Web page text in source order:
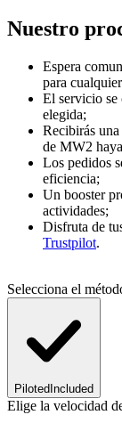
Nuestro
Espera
para
El servicio se
elegida;
Recibirás
de MW2
Los pedidos
eficiencia;
Un booster
actividades;
Disfruta de
Trustpilot.
Selecciona el
Piloted Included
Elige la velocidad